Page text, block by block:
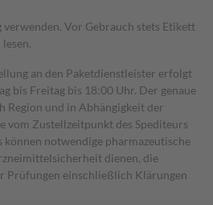
Vor Gebrauch stets Etikett
an den Paketdienstleister erfolgt
bis Freitag bis 18:00 Uhr. Der genaue
Region und in Abhängigkeit der
vom Zustellzeitpunkt des Spediteurs
können notwendige pharmazeutische
dienen, die
Prüfungen einschließlich Klärungen